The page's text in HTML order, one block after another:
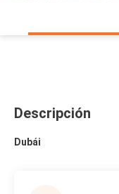
Descripción
Dubái